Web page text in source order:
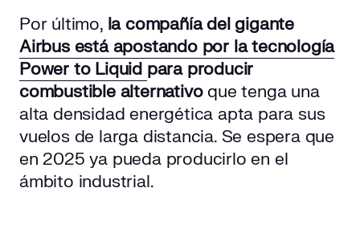
Por último, la compañía del gigante
Airbus está apostando por la tecnología
Power to Liquid para producir
combustible alternativo que tenga una
alta densidad energética apta para sus
vuelos de larga distancia. Se espera que
en 2025 ya pueda producirlo en el
ámbito industrial.